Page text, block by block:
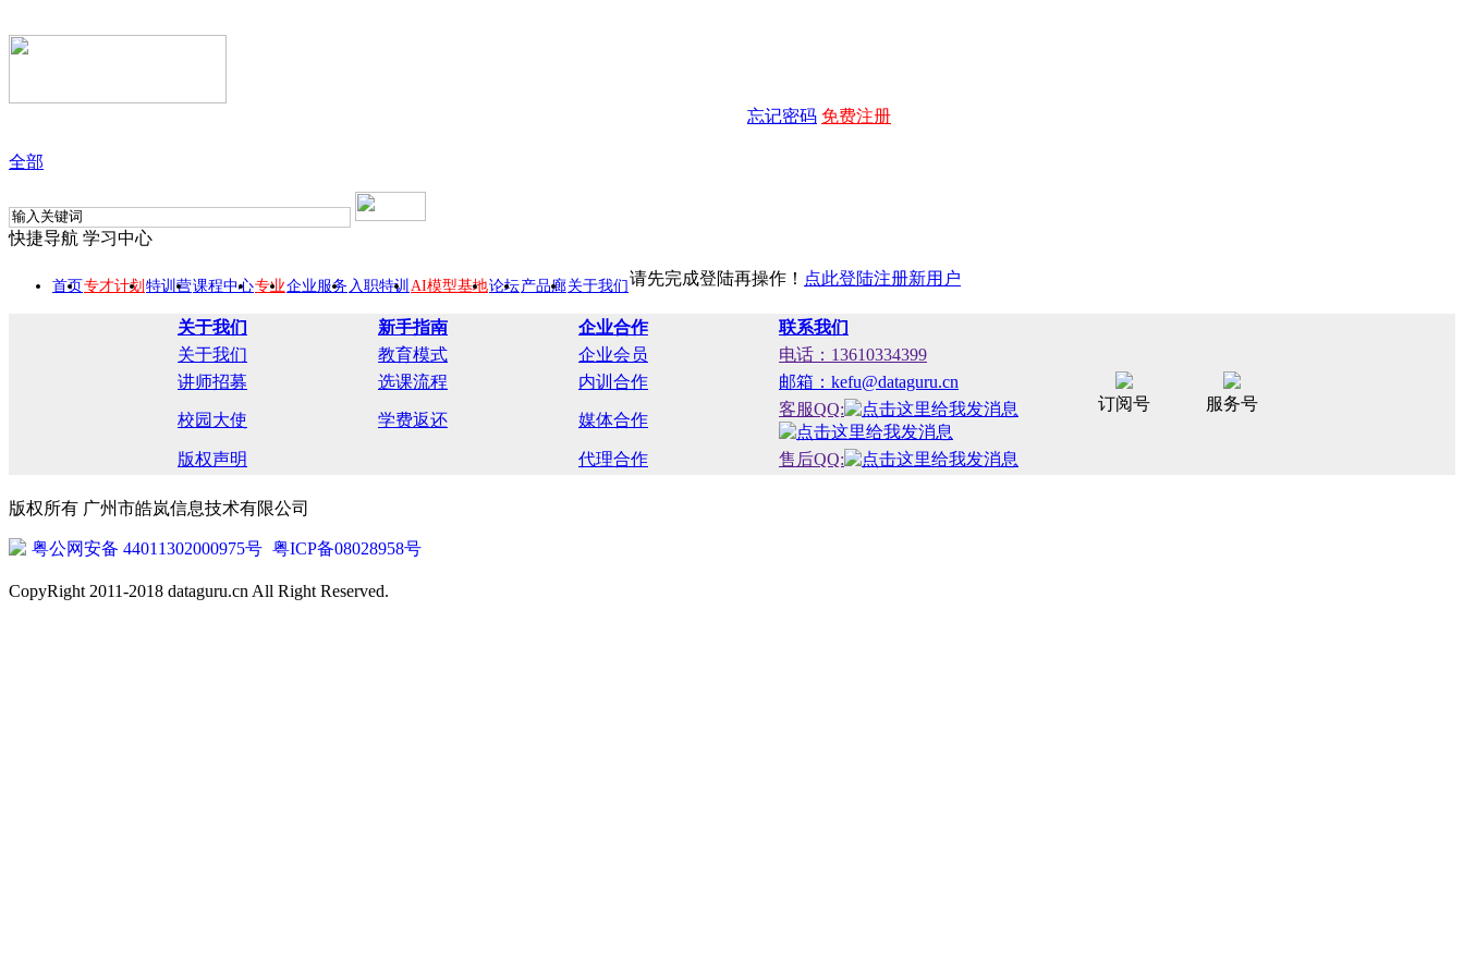
忘记密码 免费注册
全部
快捷导航 学习中心
首页专才计划 特训营课程中心专业企业服务 入职特训 AI模型基地论坛产品廊关于我们请先完成登陆再操作！ 点此登陆注册新用户
关于我们 新手指南 企业合作 联系我们
订阅号 服务号
关于我们 教育模式 企业会员
电话：13610334399
讲师招募
选课流程 内训合作 邮箱：kefu@dataguru.cn
校园大使 学费返还 媒体合作
客服QQ:
版权声明 代理合作 售后QQ:
版权所有 广州市皓岚信息技术有限公司
粤公网安备 44011302000975号 粤ICP备08028958号
CopyRight 2011-2018 dataguru.cn All Right Reserved.